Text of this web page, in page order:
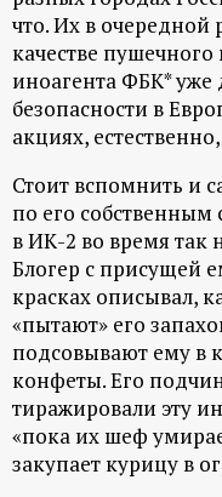
о
р
т
а
л
что. Их в очередной
качестве
иноагента ФБК* уже
безопасности в
акциях,
Стоит вспомнить и
по его собственным
в ИК-2 во время так
Блогер с присущей
красках описывал,
«пытают» его
подсовывают ему в
конфеты. Его
тиражировали эту
«пока их шеф
закупает курицу в